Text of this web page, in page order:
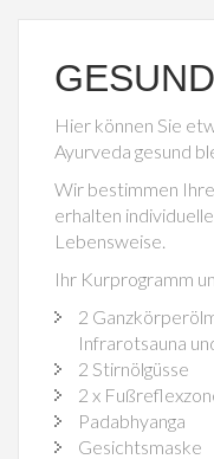
Hier können Sie
Ayurveda gesund
Wir bestimmen
erhalten
Lebensweise.
Ihr Kurprogramm
2
Infrarotsauna
2 Stirnölgüsse
2 x
Padabhyanga
Gesichtsmaske